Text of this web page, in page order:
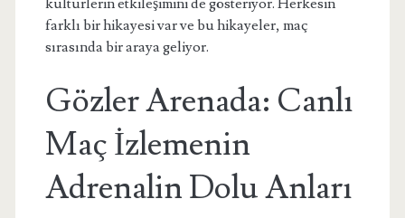
kültürlerin etkileşimini de gösteriyor. Herkesin
farklı bir hikayesi var ve bu hikayeler, maç
sırasında bir araya geliyor.
Gözler Arenada: Canlı
Maç İzlemenin
Adrenalin Dolu Anları